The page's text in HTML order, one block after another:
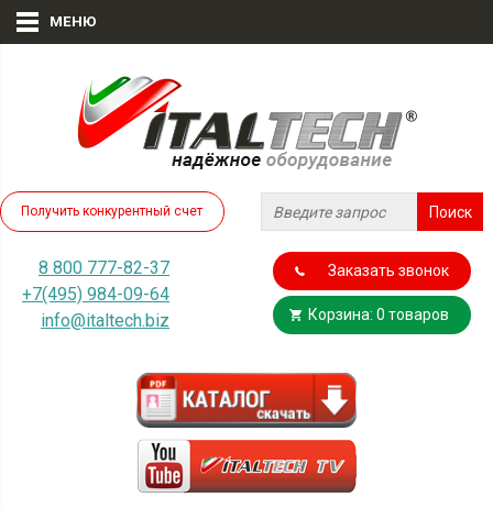
МЕНЮ
Получить конкурентный счет
8 800 777-82-37
+7(495) 984-09-64
info@italtech.biz
Заказать звонок
Корзина: 0 товаров